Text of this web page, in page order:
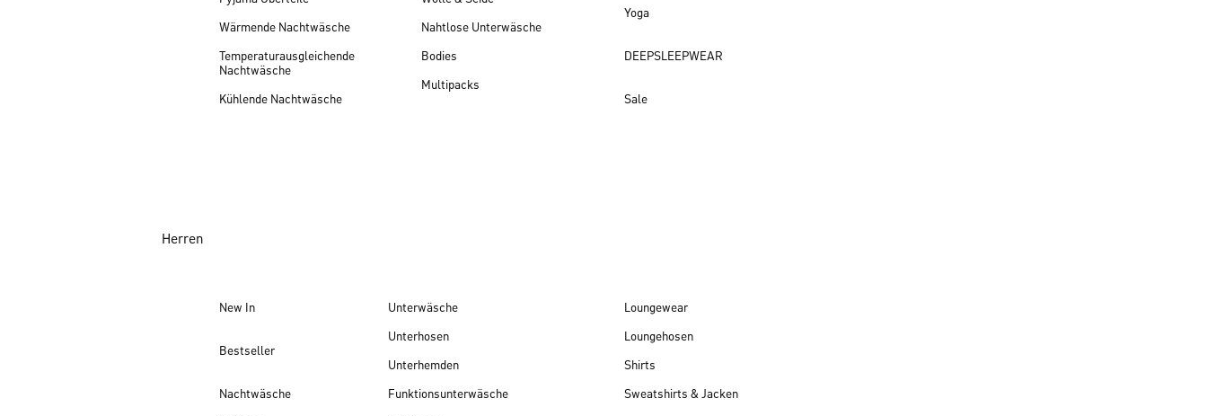
Wärmende Nachtwäsche
Temperaturausgleichende
Nachtwäsche
Kühlende Nachtwäsche
Nahtlose Unterwäsche
Bodies
Multipacks
Yoga
DEEPSLEEPWEAR
Sale
Herren
New In
Bestseller
Nachtwäsche
Unterwäsche
Unterhosen
Unterhemden
Funktionsunterwäsche
Loungewear
Loungehosen
Shirts
Sweatshirts & Jacken